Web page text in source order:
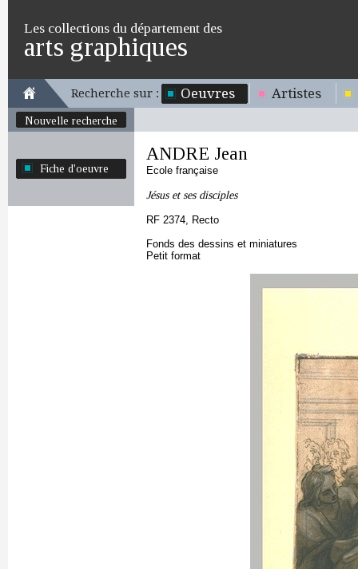
Les collections du département des
arts graphiques
Recherche sur : Oeuvres Artistes
Nouvelle recherche
Fiche d'oeuvre
ANDRE Jean
Ecole française
Jésus et ses disciples
RF 2374, Recto
Fonds des dessins et miniatures
Petit format